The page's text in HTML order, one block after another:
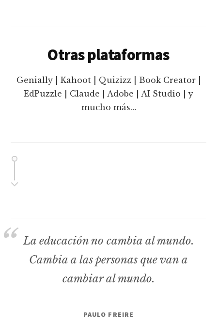
Otras plataformas
Genially | Kahoot | Quizizz | Book Creator |
EdPuzzle | Claude | Adobe | AI Studio | y
mucho más…
La educación no cambia al mundo.
Cambia a las personas que van a
cambiar al mundo.
PAULO FREIRE